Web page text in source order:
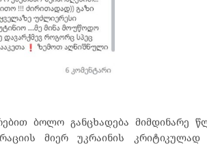
ბოლო განცხადება მიმდინარე
მიერ უკრაინის კრიტიკულად